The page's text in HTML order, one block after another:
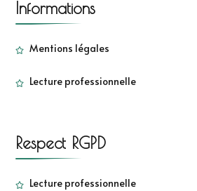
Informations
Mentions légales
Lecture professionnelle
Respect RGPD
Lecture professionnelle